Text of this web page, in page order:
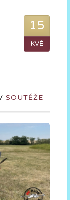
15
KVĚ
SOUTĚŽE